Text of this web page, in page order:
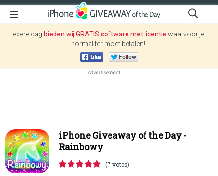
Iedere dag bieden wij GRATIS software met licentie waarvoor je
normaliter moet betalen!
iPhone Giveaway of the Day -
Rainbowy
(7 votes)